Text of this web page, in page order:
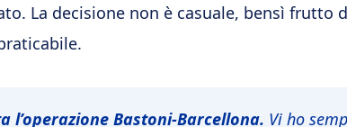
La decisione non è casuale, bensì frutto
l’operazione Bastoni-Barcellona. Vi ho